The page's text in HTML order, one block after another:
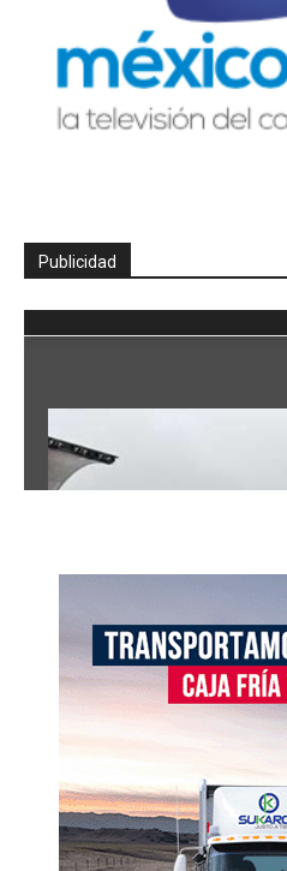
Publicidad